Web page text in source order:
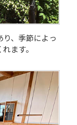
り、季節によっ
ます。